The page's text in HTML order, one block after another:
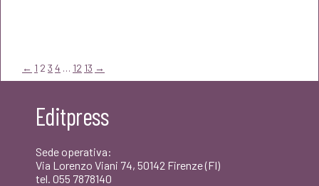
era:
← 1 2 3 4 … 12 13 →
Editpress
Sede operativa:
Via Lorenzo Viani 74, 50142 Firenze (FI)
tel. 055 7878140